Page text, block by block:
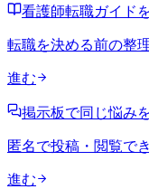
看護師転職ガイド
転職を決める前の整
進む
掲示板で同じ悩み
匿名で投稿・閲覧で
進む